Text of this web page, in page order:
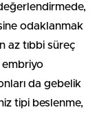
odaklanmak
az tıbbi süreç
embriyo
da gebelik
tipi beslenme,